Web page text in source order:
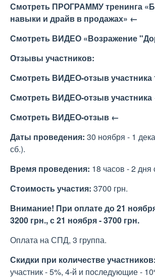
Смотреть ПРОГРАММУ тренинга
навыки и драйв в продажах» ←
Смотреть ВИДЕО «Возражение
Отзывы участников:
Смотреть ВИДЕО-отзыв участника
Смотреть ВИДЕО-отзыв
Смотреть ВИДЕО-отзыв ←
Даты проведения: 30 ноября - 1
сб.).
Время проведения: 18 часов - 2 дня
Стоимость участия: 3700 грн.
Внимание! При оплате до 21
3200 грн., с 21 ноября - 3700 грн.
Оплата на СПД, 3 группа.
Скидки при количестве участников:
участник - 5%, 4-й и последующие -